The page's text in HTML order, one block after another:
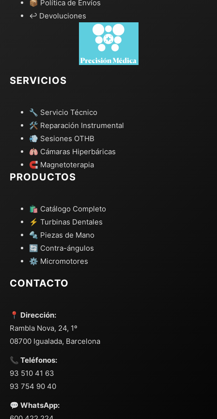
📦 Política de Envíos
↩️ Devoluciones
SERVICIOS
🔧 Servicio Técnico
🛠️ Reparación Instrumental
💨 Sesiones OTHB
🫁 Cámaras Hiperbáricas
🧲 Magnetoterapia
PRODUCTOS
🛍️ Catálogo Completo
⚡ Turbinas Dentales
🔩 Piezas de Mano
🔄 Contra-ángulos
⚙️ Micromotores
CONTACTO
📍 Dirección:
Rambla Nova, 24, 1º
08700 Igualada, Barcelona
📞 Teléfonos:
93 510 41 63
93 754 90 40
💬 WhatsApp: